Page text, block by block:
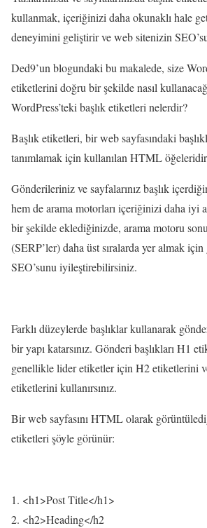
kullanmak, içeriğinizi daha okunaklı hale
deneyimini geliştirir ve web sitenizin
Ded9’un blogundaki bu makalede, size
etiketlerini doğru bir şekilde nasıl
WordPress’teki başlık etiketleri nelerdir?
Başlık etiketleri, bir web sayfasındaki
tanımlamak için kullanılan HTML
Gönderileriniz ve sayfalarınız başlık
hem de arama motorları içeriğinizi daha iyi
bir şekilde eklediğinizde, arama motoru
(SERP’ler) daha üst sıralarda yer almak
SEO’sunu iyileştirebilirsiniz.
Farklı düzeylerde başlıklar kullanarak
bir yapı katarsınız. Gönderi başlıkları H1
genellikle lider etiketler için H2 etiketlerini
etiketlerini kullanırsınız.
Bir web sayfasını HTML olarak
etiketleri şöyle görünür:
<h1>Post Title</h1>
<h2>Heading</h2